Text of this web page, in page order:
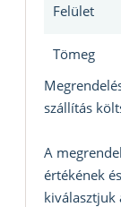
Felület
Tömeg
szállítás
A
értékének
kiválasztjuk